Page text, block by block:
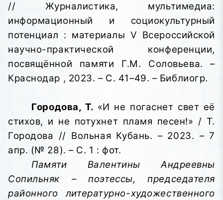
// Журналистика, мультимедиа:
информационный и социокультурный
потенциал : материалы V Всероссийской
научно-практической конференции,
посвящённой памяти Г.М. Соловьева. –
Краснодар , 2023. – С. 41–49. – Библиогр.
Городова, Т. «И не погаснет свет её
стихов, и не потухнет пламя песен!» / Т.
Городова // Вольная Кубань. – 2023. – 7
апр. (№ 28). – С. 1 : фот.
Памяти Валентины Андреевны
Сопильняк – поэтессы, председателя
районного литературно-художественного